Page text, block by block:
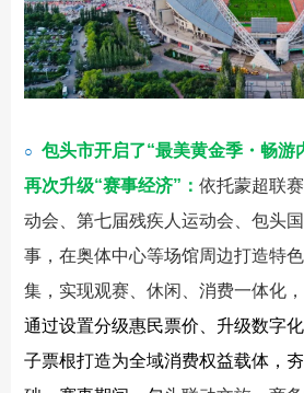
○ 包头市开启了“最美黄金季・畅游
再次升级“赛事经济”： 依托蒙超联
动会、第七届残疾人运动会、包头
事，在奥体中心等场馆周边打造特
集，实现观赛、休闲、消费一体化
通过设置分级惠民票价、升级数字
子票根打造为全域消费权益载体，